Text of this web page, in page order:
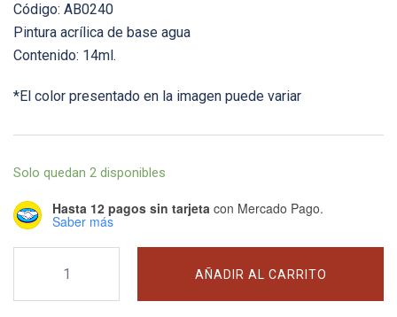
Código: AB0240
Pintura acrílica de base agua
Contenido: 14ml.
*El color presentado en la imagen puede variar
Solo quedan 2 disponibles
Hasta 12 pagos sin tarjeta con Mercado Pago.
Saber más
Grau
AÑADIR AL CARRITO